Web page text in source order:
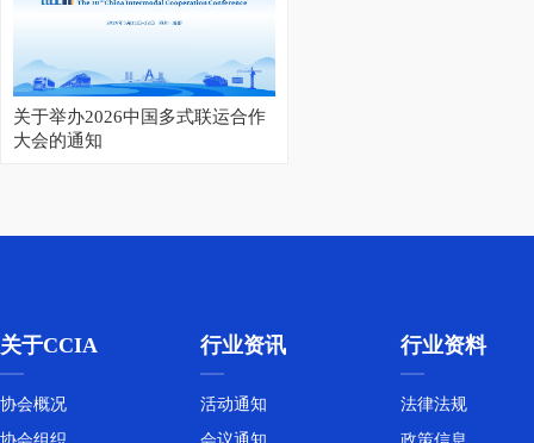
关于举办2026中国多式联运合作
大会的通知
2026集装箱多式联运亚洲展开幕
关于CCIA
协会概况
行业资讯
活动通知
行业资料
法律法规